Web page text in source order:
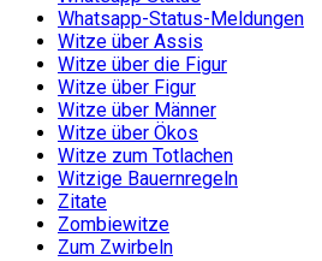
Whatsapp-Status-Meldungen
Witze über Assis
Witze über die Figur
Witze über Figur
Witze über Männer
Witze über Ökos
Witze zum Totlachen
Witzige Bauernregeln
Zitate
Zombiewitze
Zum Zwirbeln